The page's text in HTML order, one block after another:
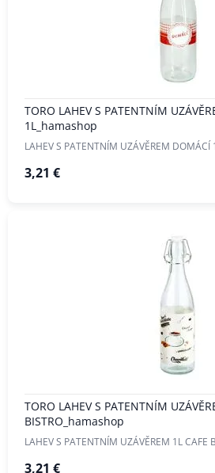
TORO LAHEV S PATENTNÍM
1L_hamashop
LAHEV S PATENTNÍM UZÁVĚREM DOMÁCÍ
3,21 €
TORO LAHEV S PATENTNÍM
BISTRO_hamashop
LAHEV S PATENTNÍM UZÁVĚREM 1L CAFE
3,21 €